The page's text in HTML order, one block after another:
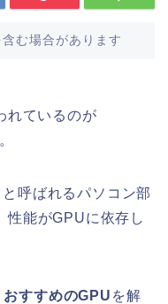
む場合があります
れているのが
呼ばれるパソコン部
性能がGPUに依存し
すすめのGPU を解